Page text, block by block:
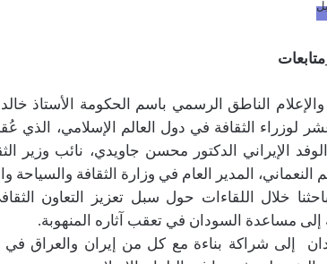
والإعلام الناطق الرسمي باسم الحكومة الأستاذ
لوزراء الثقافة في دول العالم الإسلامي، الذي
الإيراني الدكتور محسن جاويدي، نائب وزير
النعماني، المدير العام في وزارة الثقافة والسياحة
خلال اللقاءات حول سبل تعزيز التعاون
إلى مساعدة السودان في تعقب آثاره المنهوبة.
إلى شراكة بناءة مع كل من إيران والعراق